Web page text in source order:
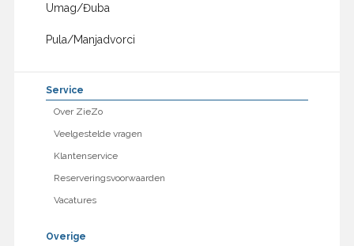
Umag/Đuba
Pula/Manjadvorci
Service
Over ZieZo
Veelgestelde vragen
Klantenservice
Reserveringsvoorwaarden
Vacatures
Overige